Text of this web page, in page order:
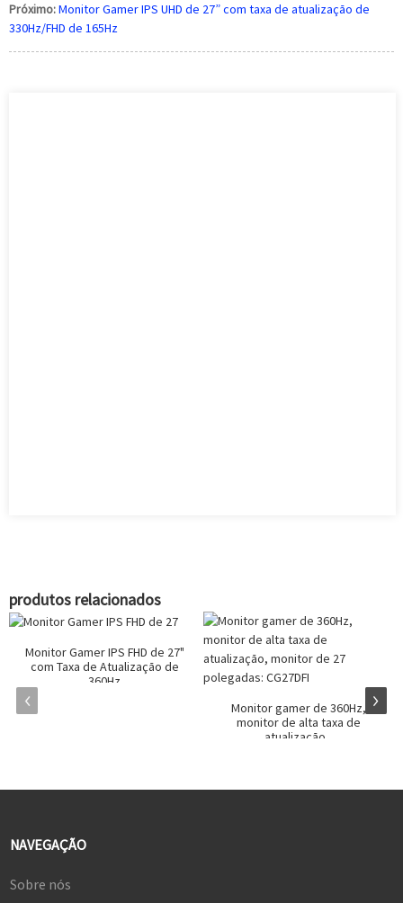
Próximo:Monitor Gamer IPS UHD de 27” com taxa de atualização de
330Hz/FHD de 165Hz
produtos relacionados
Monitor Gamer IPS FHD de 27"
com Taxa de Atualização de
360Hz
Monitor gamer de 360Hz,
monitor de alta taxa de
atualização...
NAVEGAÇÃO
Sobre nós